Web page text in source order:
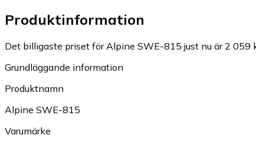
Produktinformation
Det billigaste priset för Alpine SWE-815 just nu är 2 059
Grundläggande information
Produktnamn
Alpine SWE-815
Varumärke